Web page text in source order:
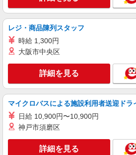
レジ・商品陳列スタッフ
時給 1,300円
大阪市中央区
詳細を見る
マイクロバスによる施設利用者送迎ドラ
日給 10,900円〜10,900円
神戸市須磨区
詳細を見る